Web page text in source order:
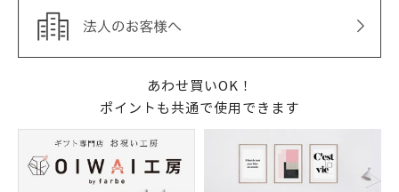
あわせ買いOK！
ポイントも共通で使用できます